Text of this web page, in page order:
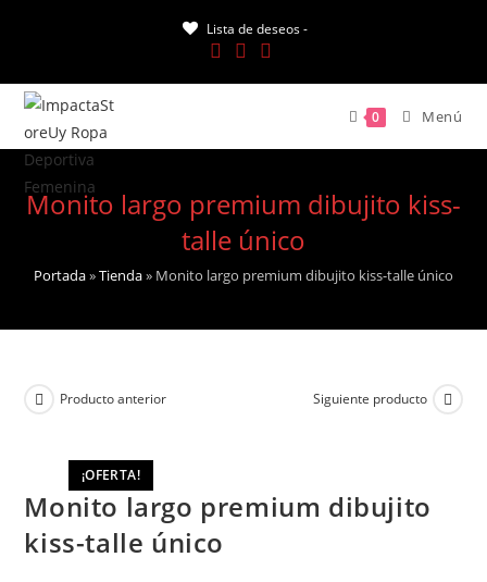
Lista de deseos -
0 Menú
Monito largo premium dibujito kiss-
talle único
Portada»Tienda» Monito largo premium dibujito kiss-talle único
¡OFERTA!
Producto anterior Siguiente producto
Monito largo premium dibujito
kiss-talle único